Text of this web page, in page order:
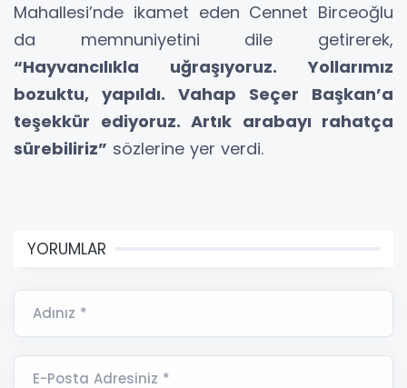
Mahallesi’nde ikamet eden Cennet Birceoğlu
da memnuniyetini dile getirerek,
“Hayvancılıkla uğraşıyoruz. Yollarımız
bozuktu, yapıldı. Vahap Seçer Başkan’a
teşekkür ediyoruz. Artık arabayı rahatça
sürebiliriz” sözlerine yer verdi.
YORUMLAR
Adınız *
E-Posta Adresiniz *